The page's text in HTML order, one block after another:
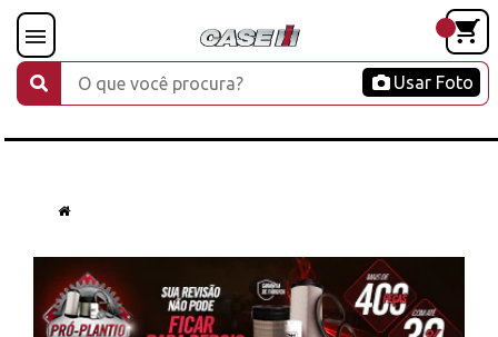
Usar Foto